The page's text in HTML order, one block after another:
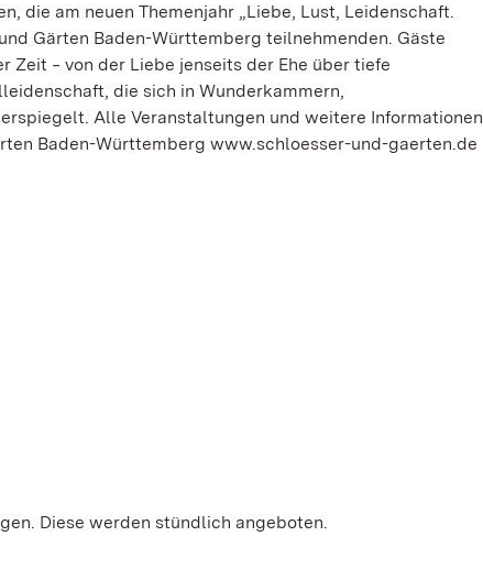
die am neuen Themenjahr „Liebe, Lust, Leidenschaft.
Gärten Baden-Württemberg teilnehmenden. Gäste
Zeit ‒ von der Liebe jenseits der Ehe über tiefe
die sich in Wunderkammern,
Alle Veranstaltungen und weitere Informationen
Baden-Württemberg www.schloesser-und-gaerten.de
Diese werden stündlich angeboten.